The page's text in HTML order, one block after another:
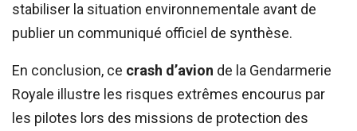
stabiliser la situation environnementale avant de
publier un communiqué officiel de synthèse.
En conclusion, ce crash d’avion de la Gendarmerie
Royale illustre les risques extrêmes encourus par
les pilotes lors des missions de protection des